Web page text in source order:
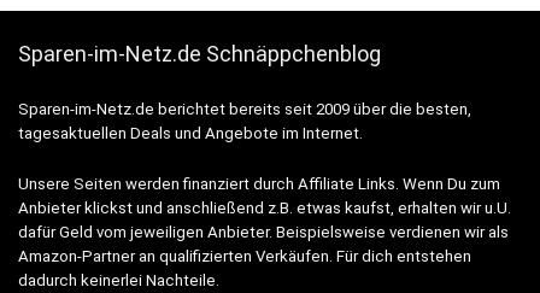
Sparen-im-Netz.de Schnäppchenblog
Sparen-im-Netz.de berichtet bereits seit 2009 über die besten,
tagesaktuellen Deals und Angebote im Internet.
Unsere Seiten werden finanziert durch Affiliate Links. Wenn Du zum
Anbieter klickst und anschließend z.B. etwas kaufst, erhalten wir u.U.
dafür Geld vom jeweiligen Anbieter. Beispielsweise verdienen wir als
Amazon-Partner an qualifizierten Verkäufen. Für dich entstehen
dadurch keinerlei Nachteile.